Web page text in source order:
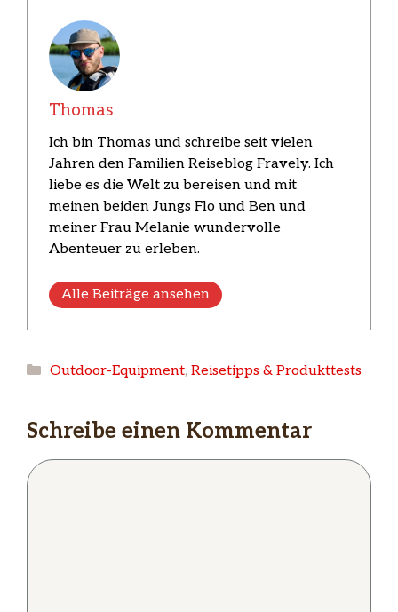
Thomas
Ich bin Thomas und schreibe seit vielen
Jahren den Familien Reiseblog Fravely. Ich
liebe es die Welt zu bereisen und mit
meinen beiden Jungs Flo und Ben und
meiner Frau Melanie wundervolle
Abenteuer zu erleben.
Alle Beiträge ansehen
Kategorien
Outdoor-Equipment, Reisetipps & Produkttests
Schreibe einen Kommentar
Kommentar